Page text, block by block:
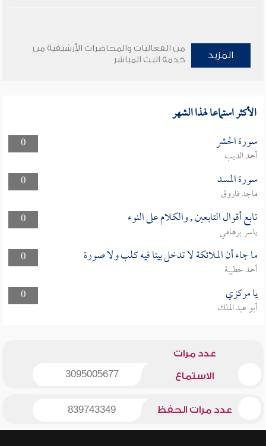
المزيد
من الفعاليات والمحاضرات الأرشيفية من
خدمة البث المباشر
الأكثر استماعا لهذا الشهر
0 سورة الحشر
أحمد الديب
0
سورة المسد
ماجد فاروق
0
تابع أقوال التابعين , والكلام على النوء
ياسر برهامي
0
ما جاء أن الملائكة لا تدخل بيتا فيه كلب ولا صورة
أحمد حطيبة
0
يا مركزي
أبو عبد الملك
عدد مرات
الاستماع 3095005677
عدد مرات الحفظ 839743349